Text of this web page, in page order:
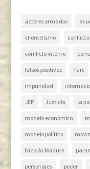
actores armados
clientelismo conflicto
conflicto interno
falsos positivos Farc
impunidad
JEP Justicia la
modelo económico
modelo político
Nicolás Maduro
personajes poder